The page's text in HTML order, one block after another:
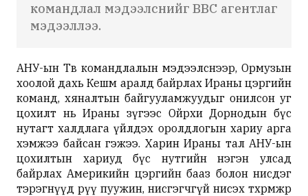
командлал мэдээлснийг BBC агентлаг
мэдээллээ.
АНУ-ын Төв командлалын мэдээлснээр, Ормузын
хоолой дахь Кешм аралд байрлах Ираны цэргийн
команд, хяналтын байгууламжуудыг онилсон уг
цохилт нь Ираны зүгээс Ойрхи Дорнодын бүс
нутагт халдлага үйлдэх оролдлогын хариу арга
хэмжээ байсан гэжээ. Харин Ираны тал АНУ-ын
цохилтын хариуд бүс нутгийн нэгэн улсад
байрлах Америкийн цэргийн бааз болон нисдэг
тэрэгнүүд рүү пуужин, нисгэгчгүй нисэх төхөөрөмжөөр